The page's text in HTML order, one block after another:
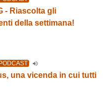
- Riascolta gli
della settimana!
PODCAST
una vicenda in cui tutti